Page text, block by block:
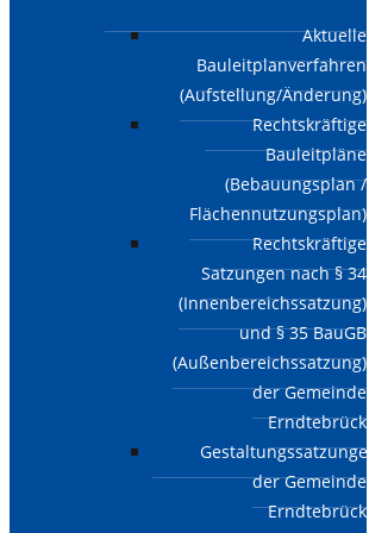
Aktuelle
Bauleitplanverfahren
(Aufstellung/Änderung)
Rechtskräftige
Bauleitpläne
(Bebauungsplan /
Flächennutzungsplan)
Rechtskräftige
Satzungen nach § 34
(Innenbereichssatzung)
und § 35 BauGB
(Außenbereichssatzung)
der Gemeinde
Erndtebrück
Gestaltungssatzungen
der Gemeinde
Erndtebrück